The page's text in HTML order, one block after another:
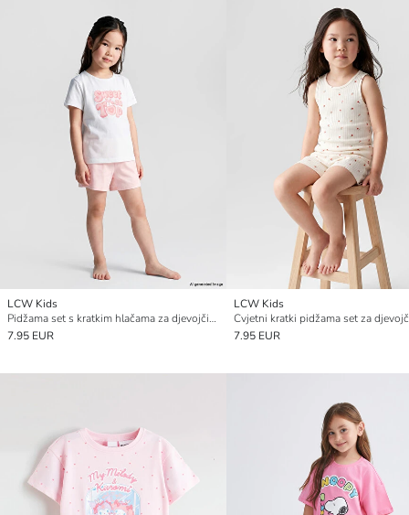
LCW Kids
Pidžama set s kratkim hlačama za djevojčice s okruglim izrezom
7.95 EUR
LCW Kids
Cvjetni kratki pidžama set za
7.95 EUR